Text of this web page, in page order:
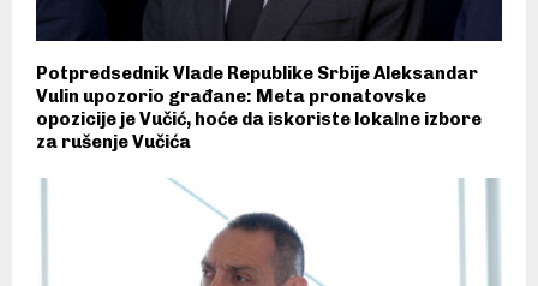
Potpredsednik Vlade Republike Srbije Aleksandar
Vulin upozorio građane: Meta pronatovske
opozicije je Vučić, hoće da iskoriste lokalne izbore
za rušenje Vučića